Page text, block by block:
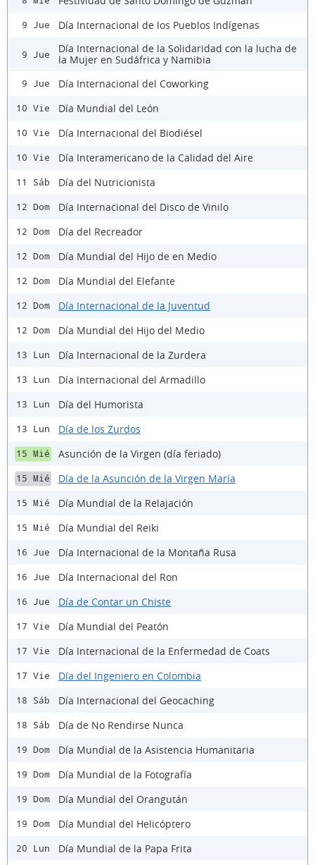
9 Jue Día Internacional de los Pueblos Indígenas
9 Jue
Día Internacional de la Solidaridad con la lucha de
la Mujer en Sudáfrica y Namibia
9 Jue Día Internacional del Coworking
10 Vie Día Mundial del León
10 Vie Día Internacional del Biodiésel
10 Vie Día Interamericano de la Calidad del Aire
11 Sáb Día del Nutricionista
12 Dom Día Internacional del Disco de Vinilo
12 Dom Día del Recreador
12 Dom Día Mundial del Hijo de en Medio
12 Dom Día Mundial del Elefante
12 Dom Día Internacional de la Juventud
12 Dom Día Mundial del Hijo del Medio
13 Lun Día Internacional de la Zurdera
13 Lun Día Internacional del Armadillo
13 Lun Día del Humorista
13 Lun Día de los Zurdos
15 Mié Asunción de la Virgen (día feriado)
15 Mié Día de la Asunción de la Virgen María
15 Mié Día Mundial de la Relajación
15 Mié Día Mundial del Reiki
16 Jue Día Internacional de la Montaña Rusa
16 Jue Día Internacional del Ron
16 Jue Día de Contar un Chiste
17 Vie Día Mundial del Peatón
17 Vie Día Internacional de la Enfermedad de Coats
17 Vie Día del Ingeniero en Colombia
18 Sáb Día Internacional del Geocaching
18 Sáb Día de No Rendirse Nunca
19 Dom Día Mundial de la Asistencia Humanitaria
19 Dom Día Mundial de la Fotografía
19 Dom Día Mundial del Orangután
19 Dom Día Mundial del Helicóptero
20 Lun Día Mundial de la Papa Frita